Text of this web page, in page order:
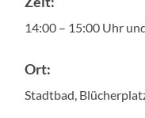
14:00 – 15:00 Uhr
Ort:
Stadtbad,